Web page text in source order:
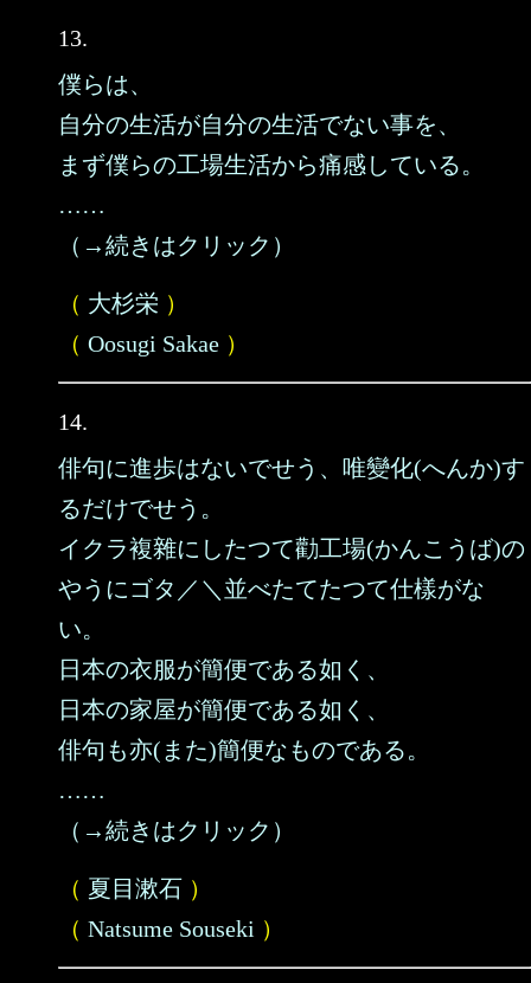
13.
僕らは、
自分の生活が自分の生活でない事を、
まず僕らの工場生活から痛感している。
……
（→続きはクリック）
（ 大杉栄 ）
（ Oosugi Sakae ）
14.
俳句に進歩はないでせう、唯變化(へんか)す
るだけでせう。
イクラ複雜にしたつて勸工場(かんこうば)の
やうにゴタ／＼並べたてたつて仕樣がな
い。
日本の衣服が簡便である如く、
日本の家屋が簡便である如く、
俳句も亦(また)簡便なものである。
……
（→続きはクリック）
（ 夏目漱石 ）
（ Natsume Souseki ）